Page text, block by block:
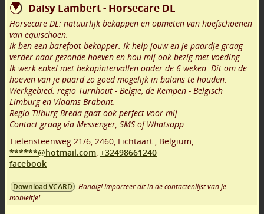
Daisy Lambert - Horsecare DL
Horsecare DL: natuurlijk bekappen en opmeten van hoefschoenen
van equischoen.
Ik ben een barefoot bekapper. Ik help jouw en je paardje graag
verder naar gezonde hoeven en hou mij ook bezig met voeding.
Ik werk enkel met bekapintervallen onder de 6 weken. Dit om de
hoeven van je paard zo goed mogelijk in balans te houden.
Werkgebied: regio Turnhout - Belgie, de Kempen - Belgisch
Limburg en Vlaams-Brabant.
Regio Tilburg Breda gaat ook perfect voor mij.
Contact graag via Messenger, SMS of Whatsapp.
Tielensteenweg 21/6, 2460, Lichtaart , Belgium,
******@hotmail.com, +32498661240
facebook
Download VCARD
Handig! Importeer dit in de contactenlijst van je
mobieltje!